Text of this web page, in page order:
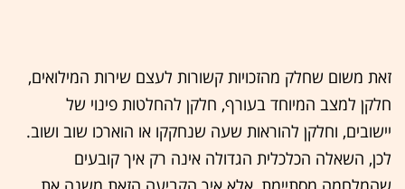
זאת משום שחלק מהזכויות קשורות לעצם שירות המילואים,
חלקן למצב המיוחד בעורף, חלקן להחלטות פינוי של
יישובים, וחלקן להוראות שעה שנחקקו או הוארכו שוב ושוב.
לכן, השאלה הכלכלית הגדולה אינה רק איך קובעים